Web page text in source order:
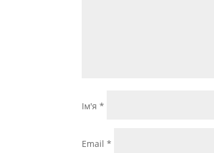
Ім'я*
Email*